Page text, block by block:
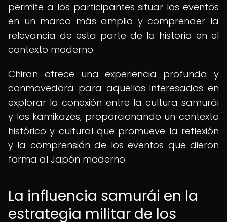
permite a los participantes situar los eventos
en un marco más amplio y comprender la
relevancia de esta parte de la historia en el
contexto moderno.
Chiran ofrece una experiencia profunda y
conmovedora para aquellos interesados en
explorar la conexión entre la cultura samurái
y los kamikazes, proporcionando un contexto
histórico y cultural que promueve la reflexión
y la comprensión de los eventos que dieron
forma al Japón moderno.
La influencia samurái en la
estrategia militar de los